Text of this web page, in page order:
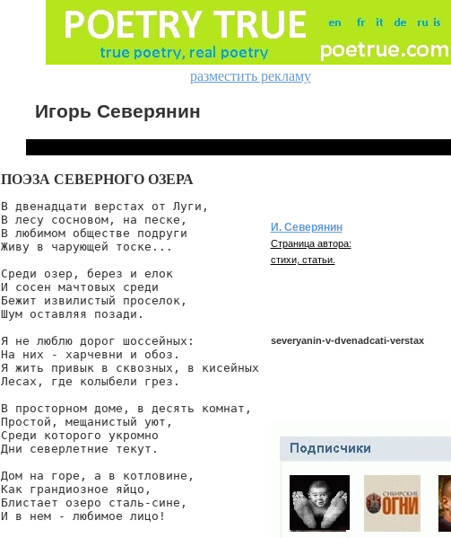
разместить рекламу
Игорь Северянин
ПОЭЗА СЕВЕРНОГО ОЗЕРА
В двенадцати верстах от Луги,
В лесу сосновом, на песке,
В любимом обществе подруги
Живу в чарующей тоске...
Среди озер, берез и елок
И сосен мачтовых среди
Бежит извилистый проселок,
Шум оставляя позади.
Я не люблю дорог шоссейных:
На них - харчевни и обоз.
Я жить привык в сквозных, в кисейных
Лесах, где колыбели грез.
В просторном доме, в десять комнат,
Простой, мещанистый уют,
Среди которого укромно
Дни северлетние текут.
Дом на горе, а в котловине,
Как грандиозное яйцо,
Блистает озеро сталь-сине,
И в нем - любимое лицо!
И. Северянин
Страница автора:
стихи, статьи.
severyanin-v-dvenadcati-verstax